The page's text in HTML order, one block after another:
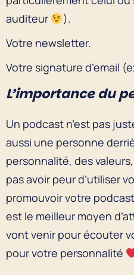
auditeur
).
Votre newsletter.
Votre signature d’email
L’importance du
Un podcast n’est pas
aussi une personne
personnalité, des
pas avoir peur d’utiliser
promouvoir votre
est le meilleur moyen
vont venir pour écouter
pour votre personnalité